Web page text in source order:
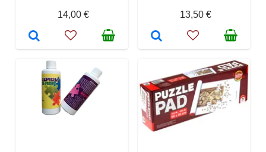
14,00 €
13,50 €